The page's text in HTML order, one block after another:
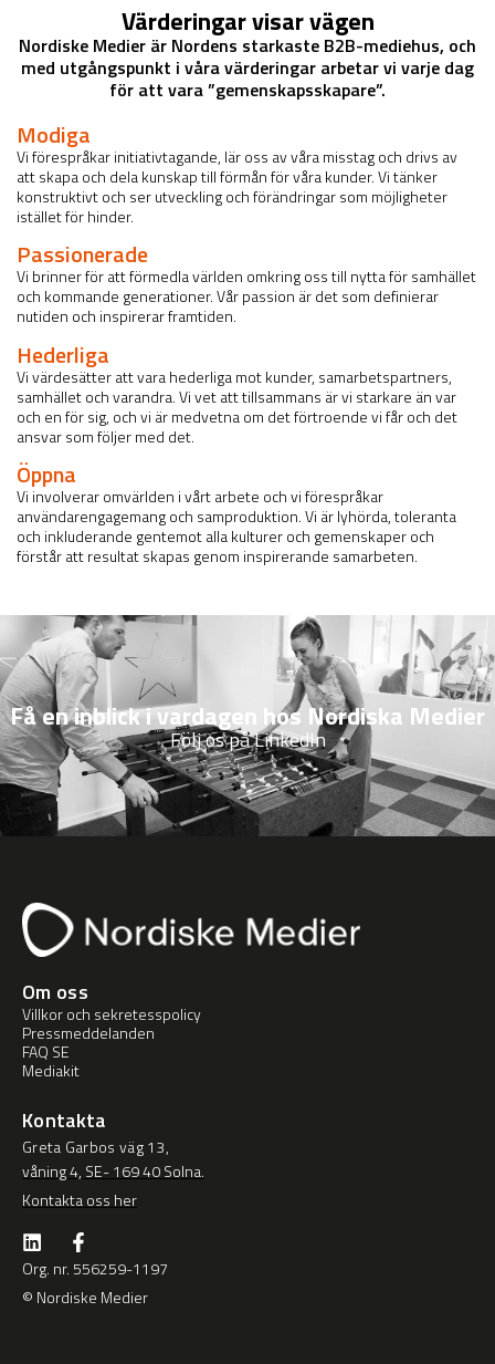
Värderingar visar vägen
Nordiske Medier är Nordens starkaste B2B-mediehus, och
med utgångspunkt i våra värderingar arbetar vi varje dag
för att vara ”gemenskapsskapare”.
Modiga
Vi förespråkar initiativtagande, lär oss av våra misstag och drivs av
att skapa och dela kunskap till förmån för våra kunder. Vi tänker
konstruktivt och ser utveckling och förändringar som möjligheter
istället för hinder.
Passionerade
Vi brinner för att förmedla världen omkring oss till nytta för samhället
och kommande generationer. Vår passion är det som definierar
nutiden och inspirerar framtiden.
Hederliga
Vi värdesätter att vara hederliga mot kunder, samarbetspartners,
samhället och varandra. Vi vet att tillsammans är vi starkare än var
och en för sig, och vi är medvetna om det förtroende vi får och det
ansvar som följer med det.
Öppna
Vi involverar omvärlden i vårt arbete och vi förespråkar
användarengagemang och samproduktion. Vi är lyhörda, toleranta
och inkluderande gentemot alla kulturer och gemenskaper och
förstår att resultat skapas genom inspirerande samarbeten.
Få en inblick i vardagen hos Nordiska Medier
Följ os på LinkedIn
Om oss
Villkor och sekretesspolicy
Pressmeddelanden
FAQ SE
Mediakit
Kontakta
Greta Garbos väg 13,
våning 4, SE- 169 40 Solna.
Kontakta oss her
Org. nr. 556259-1197
© Nordiske Medier